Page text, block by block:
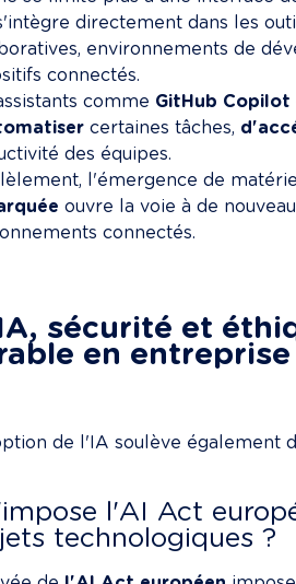
directement dans les
environnements de
connectés.
comme GitHub Copilot
certaines tâches,
des équipes.
l'émergence de
ouvre la voie à de
connectés.
sécurité et
en entreprise
de l'IA soulève également
l'AI Act
technologiques ?